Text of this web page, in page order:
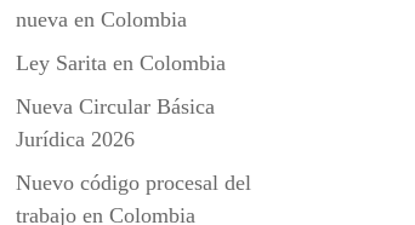
nueva en Colombia
Ley Sarita en Colombia
Nueva Circular Básica
Jurídica 2026
Nuevo código procesal del
trabajo en Colombia